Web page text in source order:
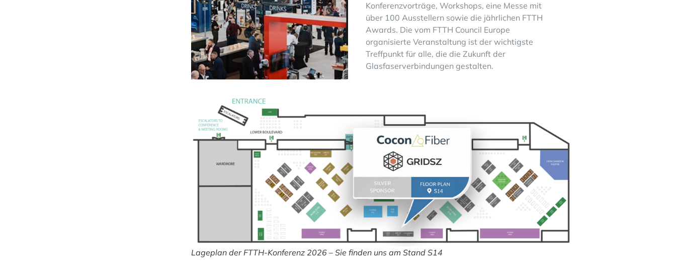
Konferenzvorträge, Workshops, eine Messe mit
über 100 Ausstellern sowie die jährlichen FTTH
Awards. Die vom FTTH Council Europe
organisierte Veranstaltung ist der wichtigste
Treffpunkt für alle, die die Zukunft der
Glasfaserverbindungen gestalten.
Lageplan der FTTH-Konferenz 2026 – Sie finden uns am Stand S14